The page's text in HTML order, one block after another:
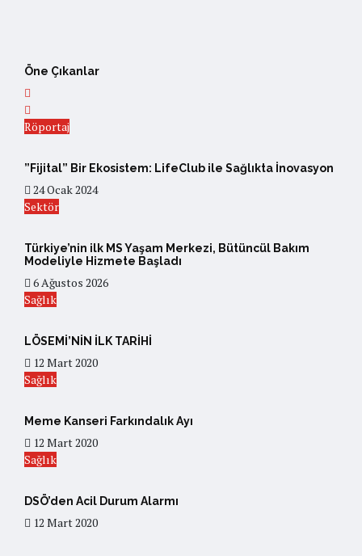
Öne Çıkanlar
Röportaj
”Fijital” Bir Ekosistem: LifeClub ile Sağlıkta İnovasyon
24 Ocak 2024
Sektör
Türkiye’nin ilk MS Yaşam Merkezi, Bütüncül Bakım
Modeliyle Hizmete Başladı
6 Ağustos 2026
Sağlık
LÖSEMİ’NİN İLK TARİHİ
12 Mart 2020
Sağlık
Meme Kanseri Farkındalık Ayı
12 Mart 2020
Sağlık
DSÖ’den Acil Durum Alarmı
12 Mart 2020